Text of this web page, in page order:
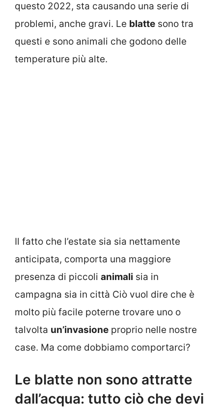
questo 2022, sta causando una serie di
problemi, anche gravi. Le blatte sono tra
questi e sono animali che godono delle
temperature più alte.
Il fatto che l’estate sia sia nettamente
anticipata, comporta una maggiore
presenza di piccoli animali sia in
campagna sia in città Ciò vuol dire che è
molto più facile poterne trovare uno o
talvolta un’invasione proprio nelle nostre
case. Ma come dobbiamo comportarci?
Le blatte non sono attratte
dall’acqua: tutto ciò che devi